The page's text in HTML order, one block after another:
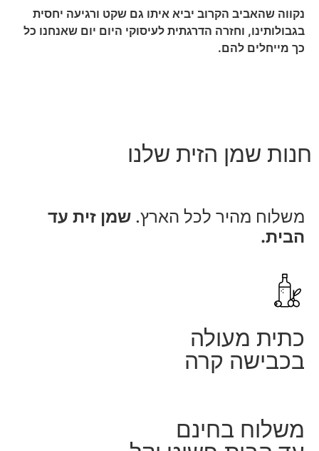
נקווה שהאביב הקרוב יביא איתו גם שקט ורגיעה יחסית
בגבולותינו, וחזרה הדרגתית לעיסוקי היום יום שאנחנו כל
כך מייחלים להם.
חנות שמן הזית שלנו
משלוח מהיר לכל הארץ. שמן זית עד
הבית.
כתית מעולה
בכבישה קרה
משלוח בחינם